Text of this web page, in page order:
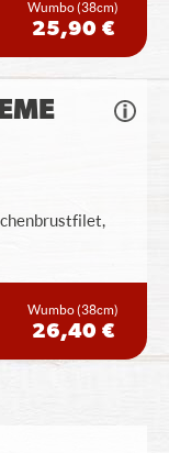
Wumbo(38cm)
25,90 €
Wumbo(38cm)
26,40 €